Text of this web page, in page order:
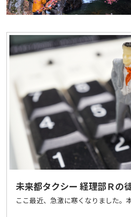
未来都タクシー 経理部Ｒの
ここ最近、急激に寒くなりました。